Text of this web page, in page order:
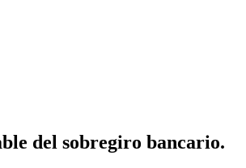
del sobregiro bancario.